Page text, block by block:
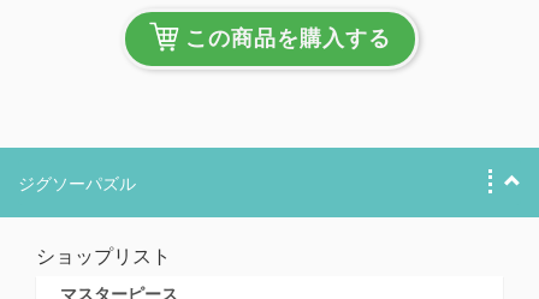
この商品を購入する
ジグソーパズル
ショップリスト
マスターピース